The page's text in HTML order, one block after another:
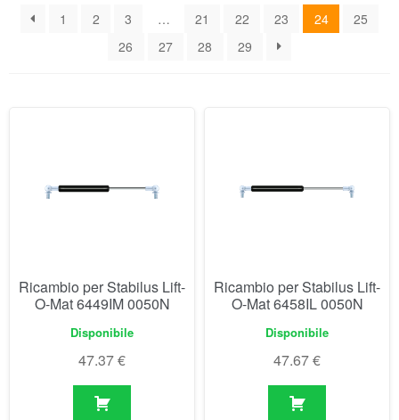
1 2 3 … 21 22 23 24
25
26
27 28 29
Ricambio per Stabilus Lift-
O-Mat 6449IM 0050N
Disponibile
47.37€
Ricambio per Stabilus Lift-
O-Mat 6458IL 0050N
Disponibile
47.67€